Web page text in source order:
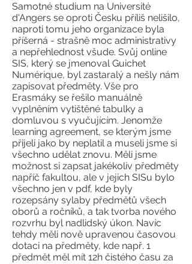
Samotné studium na Université
d'Angers se oproti Česku příliš nelišilo,
naproti tomu jeho organizace byla
příšerná - strašně moc administrativy
a nepřehlednost všude. Svůj online
SIS, který se jmenoval Guichet
Numérique, byl zastaralý a nešly nám
zapisovat předměty. Vše pro
Erasmáky se řešilo manuálně
vyplněním vytištěné tabulky a
domluvou s vyučujícím. Jenomže
learning agreement, se kterým jsme
přijeli jako by neplatil a museli jsme si
všechno udělat znovu. Měli jsme
možnost si zapsat jakékoliv předměty
napříč fakultou, ale v jejich SISu bylo
všechno jen v pdf, kde byly
rozepsány sylaby předmětů všech
oborů a ročníků, a tak tvorba nového
rozvrhu byl nadlidský úkon. Navíc
tehdy měli nově upravenou časovou
dotaci na předměty, kde např. 1
předmět měl mít 12h čistého času za